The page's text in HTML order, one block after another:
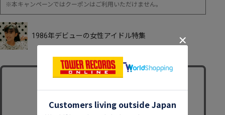
※本キャンペーンではクーポンはご利用いただけません。
1986年デビューの女性アイドル特集